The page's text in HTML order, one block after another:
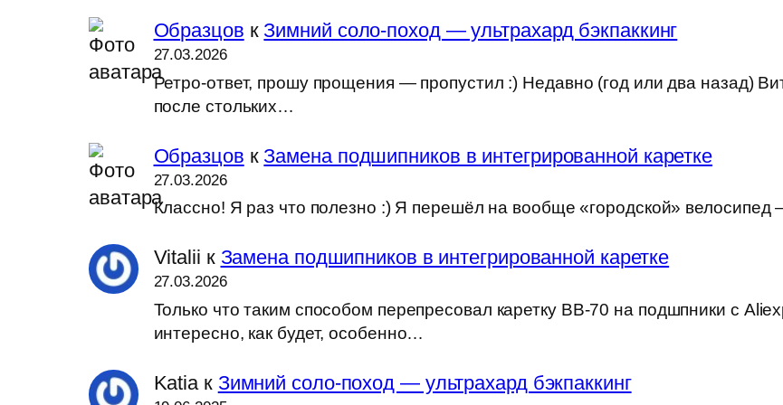
Образцов к Зимний соло-поход — ультрахард бэкпаккинг
27.03.2026
Ретро-ответ, прошу прощения — пропустил :) Недавно (год или два назад)
после стольких…
Образцов к Замена подшипников в интегрированной каретке
27.03.2026
Классно! Я раз что полезно :) Я перешёл на вообще «городской»
Vitalii к Замена подшипников в интегрированной каретке
27.03.2026
Только что таким способом перепресовал каретку BB-70 на подшпники с
интересно, как будет, особенно…
Katiaк Зимний соло-поход — ультрахард бэкпаккинг